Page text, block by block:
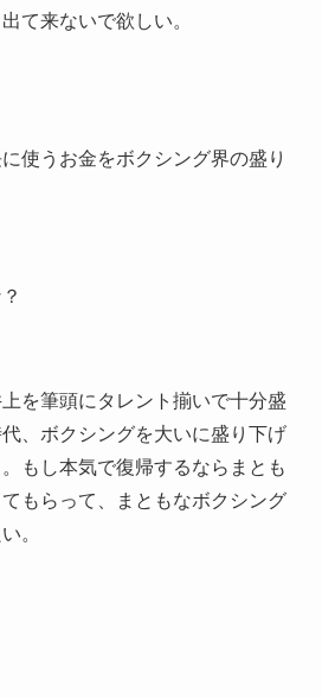
て来ないで欲しい。
使うお金をボクシング界の盛り
を筆頭にタレント揃いで十分盛
、ボクシングを大いに盛り下げ
もし本気で復帰するならまとも
もらって、まともなボクシング
。